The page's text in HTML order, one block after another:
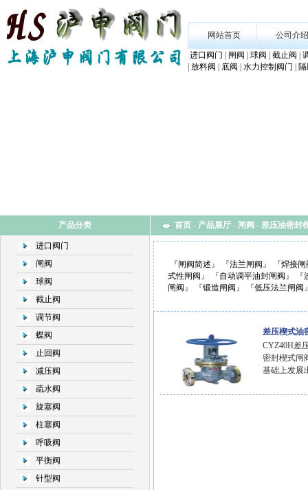
网站首页 公司介绍
进口阀门 闸阀 球阀 截止阀
放料阀 底阀 水力控制阀门
产品分类
进口阀门
闸阀
球阀
截止阀
调节阀
蝶阀
止回阀
减压阀
疏水阀
旋塞阀
柱塞阀
呼吸阀
平衡阀
针型阀
首页 - 产品展厅 - 闸阀 - 差压油密封
『闸阀简述』 『法兰闸阀』 『焊接闸
式性闸阀』 『自动调平油封闸阀』 『
闸阀』 『锻造闸阀』 『低压法兰闸阀
差压楔式油
CYZ40H差
密封楔式闸
基础上发展